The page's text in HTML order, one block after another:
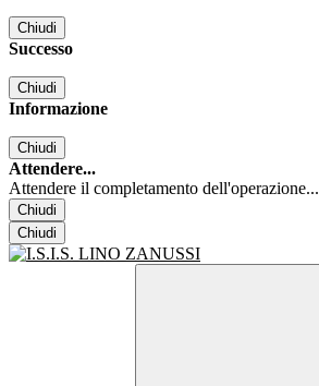
Chiudi
Successo
Chiudi
Informazione
Chiudi
Attendere...
Attendere il completamento dell'operazione...
Chiudi
Chiudi